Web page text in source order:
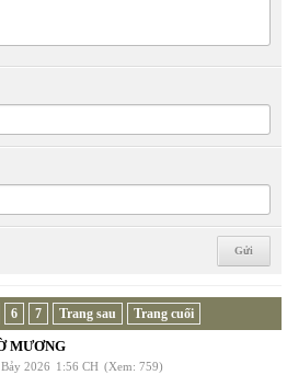
6 7 Trang sau Trang cuối
MƯƠNG
2026 1:56 CH (Xem: 759)